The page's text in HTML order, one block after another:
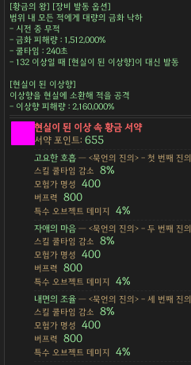
[황금의 왕] [장비 발동 옵션]
범위 내 모든 적에게 대량의 금화 낙하
- 시전 중 무적
- 금화 피해량 : 1,512,000%
- 쿨타임 : 240초
- 132 이상일 때 [현실이 된 이상향]이 대신 발동
[현실이 된 이상향]
이상향을 현실에 소환해 적을 공격
- 이상향 피해량 : 2,160,000%
현실이 된 이상 속 황금 서약
서약 포인트:655
고요한 호흡— <묵언의 진의> - 첫 번째 진의
스킬 쿨타임 감소
8%
모험가 명성 400
버프력 800
특수 오브젝트 데미지 4%
자애의 마음— <묵언의 진의> - 두 번째 진의
스킬 쿨타임 감소
8%
모험가 명성 400
버프력 800
특수 오브젝트 데미지 4%
내면의 조율— <묵언의 진의> - 세 번째 진의
스킬 쿨타임 감소
8%
모험가 명성 400
버프력 800
특수 오브젝트 데미지 4%